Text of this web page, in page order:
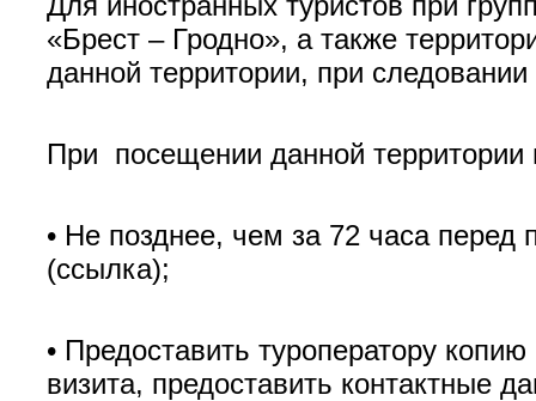
«Брест – Гродно», а также
данной территории, при
При посещении данной
• Не позднее, чем за 72 часа
(ссылка);
• Предоставить туроператору
визита, предоставить контактные